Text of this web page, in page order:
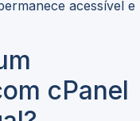
acessível e
cPanel